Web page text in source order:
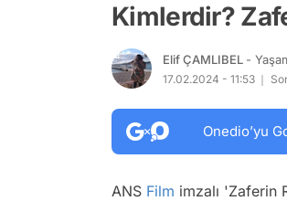
Kimlerdir?
Elif ÇAMLIBEL -
17.02.2024 - 11:53
Onedio’yu
ANS Film imzalı 'Zaferin